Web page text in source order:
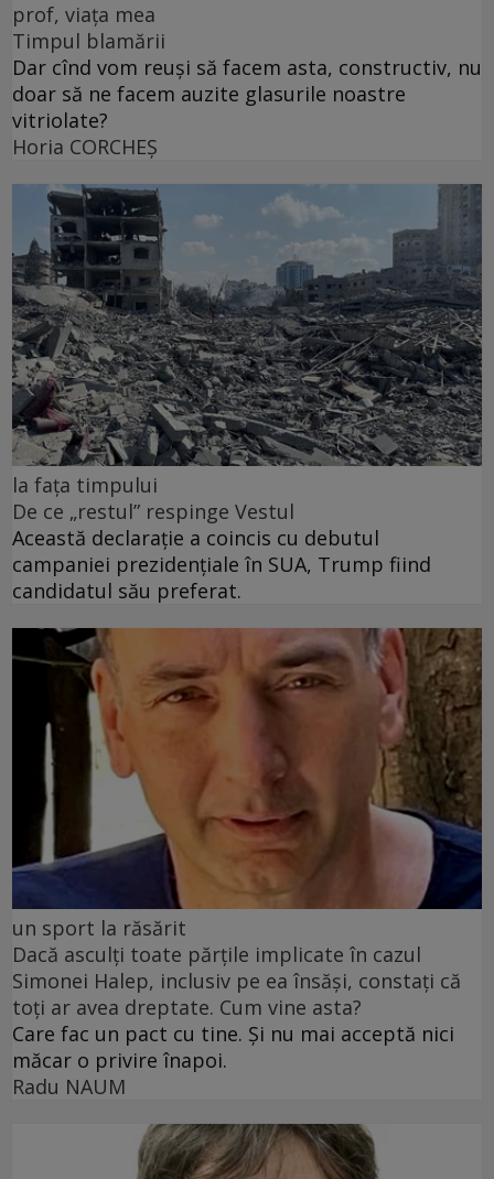
prof, viața mea
Timpul blamării
Dar cînd vom reuși să facem asta, constructiv, nu
doar să ne facem auzite glasurile noastre
vitriolate?
Horia CORCHEŞ
la fața timpului
De ce „restul” respinge Vestul
Această declarație a coincis cu debutul
campaniei prezidențiale în SUA, Trump fiind
candidatul său preferat.
un sport la răsărit
Dacă asculți toate părțile implicate în cazul
Simonei Halep, inclusiv pe ea însăși, constați că
toți ar avea dreptate. Cum vine asta?
Care fac un pact cu tine. Și nu mai acceptă nici
măcar o privire înapoi.
Radu NAUM